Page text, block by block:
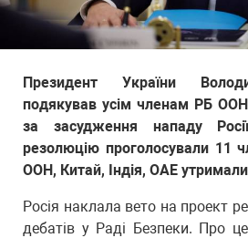
Президент України
подякував усім членам РБ
за засудження нападу
резолюцію проголосували 11
ООН, Китай, Індія, ОАЕ
Росія наклала вето на проект
дебатів у Раді Безпеки. Про